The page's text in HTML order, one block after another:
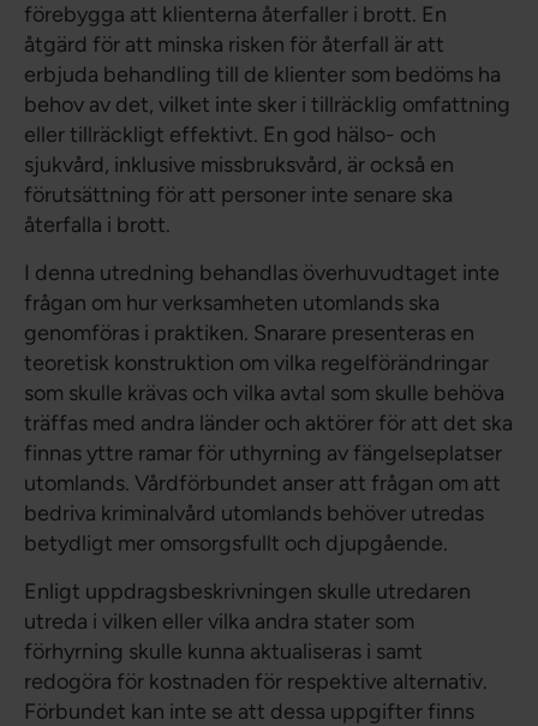
förebygga att klienterna återfaller i brott. En
åtgärd för att minska risken för återfall är att
erbjuda behandling till de klienter som bedöms ha
behov av det, vilket inte sker i tillräcklig omfattning
eller tillräckligt effektivt. En god hälso- och
sjukvård, inklusive missbruksvård, är också en
förutsättning för att personer inte senare ska
återfalla i brott.
I denna utredning behandlas överhuvudtaget inte
frågan om hur verksamheten utomlands ska
genomföras i praktiken. Snarare presenteras en
teoretisk konstruktion om vilka regelförändringar
som skulle krävas och vilka avtal som skulle behöva
träffas med andra länder och aktörer för att det ska
finnas yttre ramar för uthyrning av fängelseplatser
utomlands. Vårdförbundet anser att frågan om att
bedriva kriminalvård utomlands behöver utredas
betydligt mer omsorgsfullt och djupgående.
Enligt uppdragsbeskrivningen skulle utredaren
utreda i vilken eller vilka andra stater som
förhyrning skulle kunna aktualiseras i samt
redogöra för kostnaden för respektive alternativ.
Förbundet kan inte se att dessa uppgifter finns